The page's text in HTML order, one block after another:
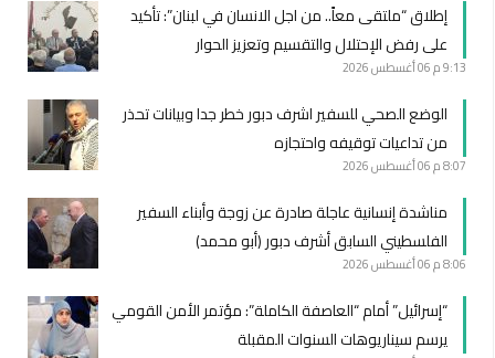
إطلاق “ملتقى معاً.. من اجل الانسان في لبنان”: تأكيد
على رفض الإحتلال والتقسيم وتعزيز الحوار
9:13 م 06 أغسطس 2026
الوضع الصحي للسفير اشرف دبور خطر جدا وبيانات تحذر
من تداعيات توقيفه واحتجازه
8:07 م 06 أغسطس 2026
مناشدة إنسانية عاجلة صادرة عن زوجة وأبناء السفير
الفلسطيني السابق أشرف دبور (أبو محمد)
8:06 م 06 أغسطس 2026
“إسرائيل” أمام “العاصفة الكاملة”: مؤتمر الأمن القومي
يرسم سيناريوهات السنوات المقبلة